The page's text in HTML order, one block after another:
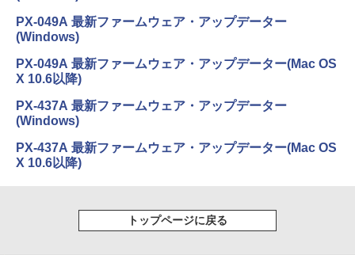
Layout(Windows)
PX-049A 最新ファームウェア・アップデーター
(Windows)
PX-049A 最新ファームウェア・アップデーター(Mac OS
X 10.6以降)
PX-437A 最新ファームウェア・アップデーター
(Windows)
PX-437A 最新ファームウェア・アップデーター(Mac OS
X 10.6以降)
トップページに戻る